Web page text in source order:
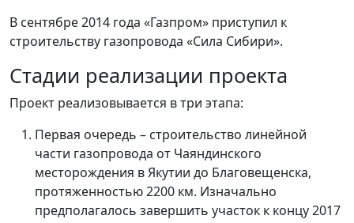
В сентябре 2014 года «Газпром» приступил к
строительству газопровода «Сила Сибири».
Стадии реализации проекта
Проект реализовывается в три этапа:
Первая очередь – строительство линейной
части газопровода от Чаяндинского
месторождения в Якутии до Благовещенска,
протяженностью 2200 км. Изначально
предполагалось завершить участок к концу 2017